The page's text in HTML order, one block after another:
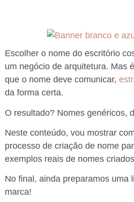
Escolher o nome do escritório
um negócio de arquitetura. Mas
que o nome deve comunicar,
da forma certa.
O resultado? Nomes genéricos,
Neste conteúdo, vou mostrar
processo de criação de nome
exemplos reais de nomes
No final, ainda preparamos uma
marca!